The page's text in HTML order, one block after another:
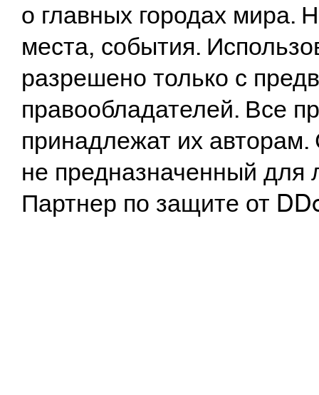
о главных городах
места, события.
разрешено только с
правообладателей. Все
принадлежат их
не предназначенный
Партнер по защите от